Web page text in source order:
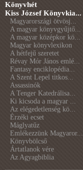
Könyvhét
Kiss József Könyvkia...
Magyarországi ötvösj...
A magyar könyvgyűjtő...
A magyar középkor kö...
Magyar könyvlexikon
A hétfejű szeretet
Révay Mór János emlé...
Fantasy enciklopédia...
A Szent Lepel titkos...
Assassinók
A Tenger Katedrálisa...
Ki kicsoda a magyar ...
Az elégedetlenség kö...
Érzéki ecset
Máglyatűz
Emlékezzünk Magyaror...
Könyvbölcső
Ártatlanok vére
Az Agyagbiblia